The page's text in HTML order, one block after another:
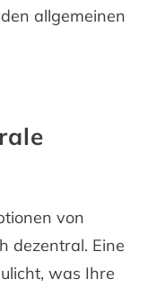
allgemeinen
von
dezentral. Eine
was Ihre